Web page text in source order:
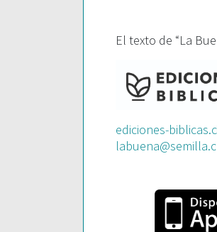
El texto de “La
ediciones-